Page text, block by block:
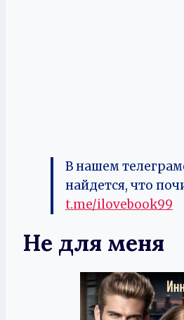
В нашем
найдется, что
t.me/ilovebook99
Не для меня